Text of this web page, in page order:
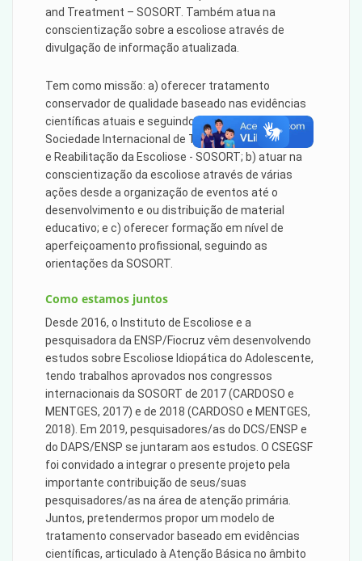
and Treatment – SOSORT. Também atua na
conscientização sobre a escoliose através de
divulgação de informação atualizada.
Tem como missão: a) oferecer tratamento
conservador de qualidade baseado nas evidências
científicas atuais e seguindo as diretrizes da
Sociedade Internacional de Tratamento Ortopédico
e Reabilitação da Escoliose - SOSORT; b) atuar na
conscientização da escoliose através de várias
ações desde a organização de eventos até o
desenvolvimento e ou distribuição de material
educativo; e c) oferecer formação em nível de
aperfeiçoamento profissional, seguindo as
orientações da SOSORT.
Como estamos juntos
Desde 2016, o Instituto de Escoliose e a
pesquisadora da ENSP/Fiocruz vêm desenvolvendo
estudos sobre Escoliose Idiopática do Adolescente,
tendo trabalhos aprovados nos congressos
internacionais da SOSORT de 2017 (CARDOSO e
MENTGES, 2017) e de 2018 (CARDOSO e MENTGES,
2018). Em 2019, pesquisadores/as do DCS/ENSP e
do DAPS/ENSP se juntaram aos estudos. O CSEGSF
foi convidado a integrar o presente projeto pela
importante contribuição de seus/suas
pesquisadores/as na área de atenção primária.
Juntos, pretendermos propor um modelo de
tratamento conservador baseado em evidências
científicas, articulado à Atenção Básica no âmbito